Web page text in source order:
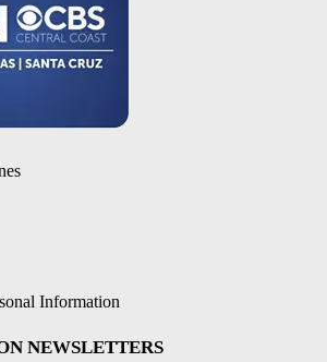
Information
NEWSLETTERS